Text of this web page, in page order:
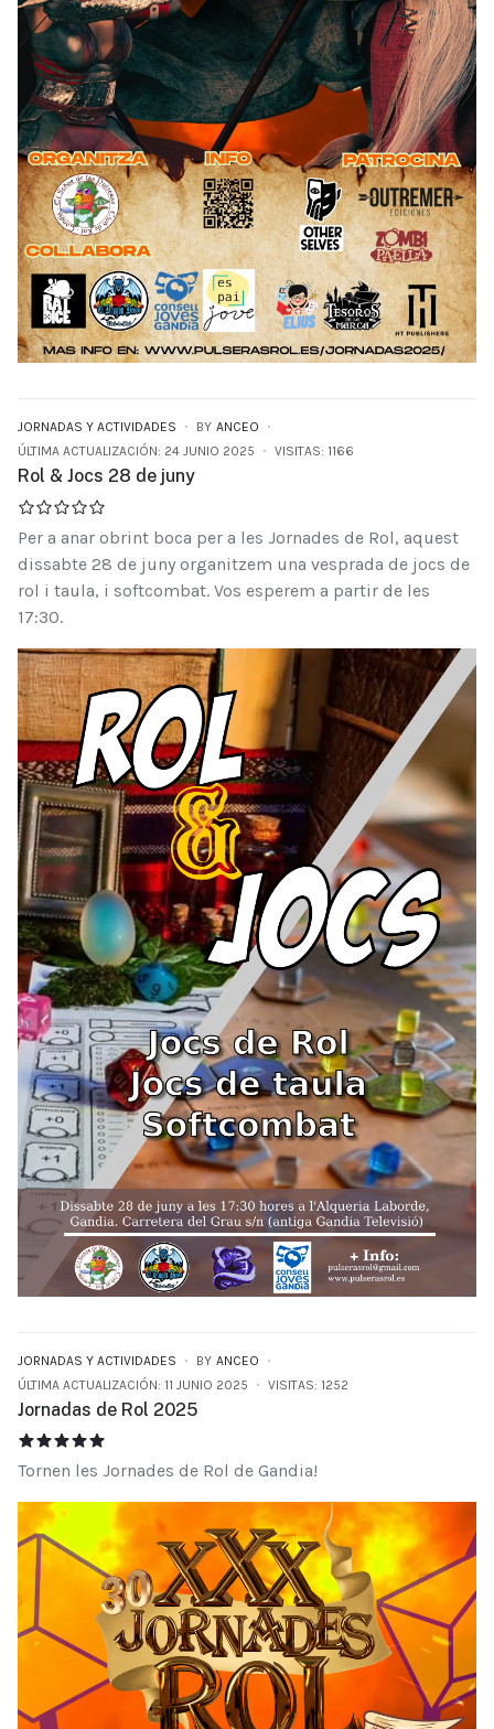
JORNADAS Y ACTIVIDADES BY ANCEO
ÚLTIMA ACTUALIZACIÓN: 24 JUNIO 2025
VISITAS: 1166
Rol & Jocs 28 de juny
Per a anar obrint boca per a les Jornades de Rol, aquest
dissabte 28 de juny organitzem una vesprada de jocs de
rol i taula, i softcombat. Vos esperem a partir de les
17:30.
JORNADAS Y ACTIVIDADES BY ANCEO
ÚLTIMA ACTUALIZACIÓN: 11 JUNIO 2025
VISITAS: 1252
Jornadas de Rol 2025
JORNADAS DE ROL 2025
Tornen les Jornades de Rol de Gandia!